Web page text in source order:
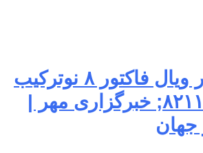
توزیع ۲۷ هزار ویال فاکتور ۸ نوترکیب
در کشور &#۸۲۱۱; خبرگزاری مهر |
جهان